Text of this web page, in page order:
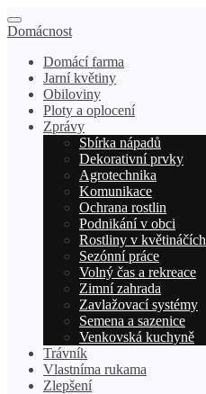
Domácnost
Domácí farma
Jarní květiny
Obiloviny
Ploty a oplocení
Zprávy
Sbírka nápadů
Dekorativní prvky
Agrotechnika
Komunikace
Ochrana rostlin
Podnikání v obci
Rostliny v květináčích
Sezónní práce
Volný čas a rekreace
Zimní zahrada
Zavlažovací systémy
Semena a sazenice
Venkovská kuchyně
Trávník
Vlastníma rukama
Zlepšení